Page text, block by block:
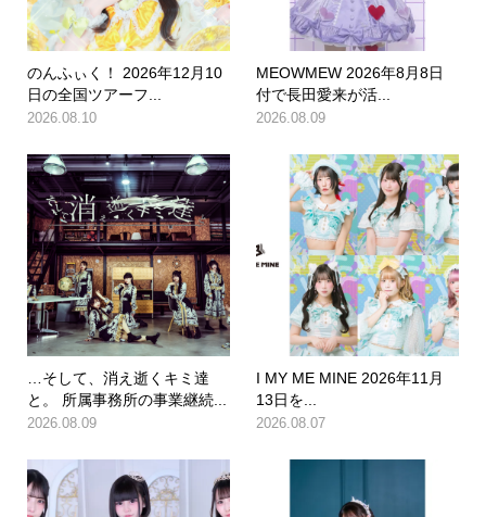
のんふぃく！ 2026年12月10
日の全国ツアーフ...
2026.08.10
MEOWMEW 2026年8月8日
付で長田愛来が活...
2026.08.09
…そして、消え逝くキミ達
と。 所属事務所の事業継続...
2026.08.09
I MY ME MINE 2026年11月
13日を...
2026.08.07